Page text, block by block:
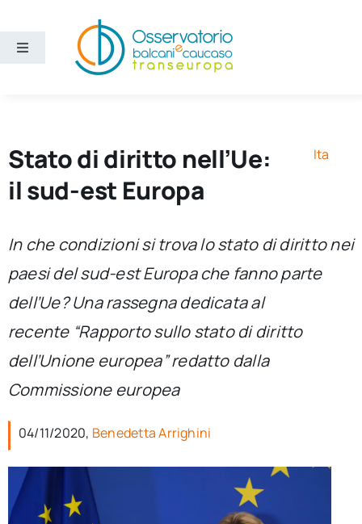
contenuto
Toggle
Ricerca e divulgazione
Sezioni
Chi siamo
per:
Ita
Stato di diritto nell’Ue:
il sud-est Europa
Ita
In che condizioni si trova lo stato di diritto nei
paesi del sud-est Europa che fanno parte
dell’Ue? Una rassegna dedicata al
recente “Rapporto sullo stato di diritto
dell’Unione europea” redatto dalla
Commissione europea
04/11/2020, Benedetta Arrighini